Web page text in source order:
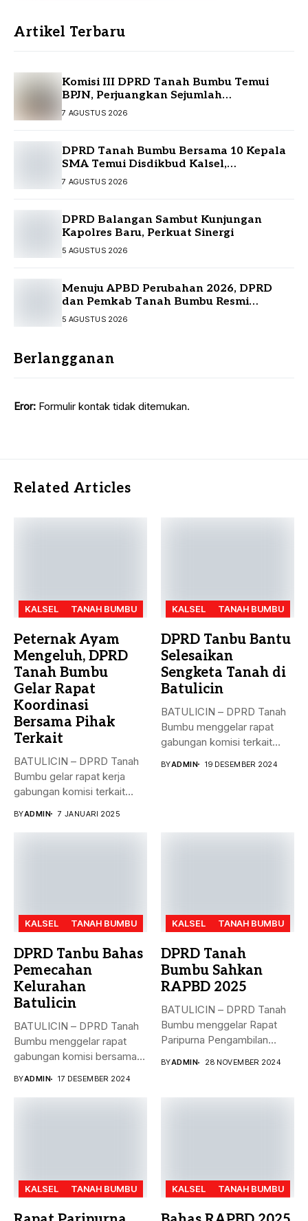
Artikel Terbaru
Komisi III DPRD Tanah Bumbu Temui
BPJN, Perjuangkan Sejumlah
Infrastruktur Strategis
7 AGUSTUS 2026
DPRD Tanah Bumbu Bersama 10 Kepala
SMA Temui Disdikbud Kalsel,
Perjuangkan Kebutuhan Guru dan
7 AGUSTUS 2026
DPRD Balangan Sambut Kunjungan
Kapolres Baru, Perkuat Sinergi
5 AGUSTUS 2026
Menuju APBD Perubahan 2026, DPRD
dan Pemkab Tanah Bumbu Resmi
Sepakati KUA-PPAS
5 AGUSTUS 2026
Berlangganan
Eror: Formulir kontak tidak ditemukan.
Related Articles
KALSEL TANAH BUMBU
Peternak Ayam
Mengeluh, DPRD
Tanah Bumbu
Gelar Rapat
Koordinasi
Bersama Pihak
Terkait
BATULICIN – DPRD Tanah
Bumbu gelar rapat kerja
gabungan komisi terkait
BYADMIN 7 JANUARI 2025
KALSEL TANAH BUMBU
DPRD Tanbu Bantu
Selesaikan
Sengketa Tanah di
Batulicin
BATULICIN – DPRD Tanah
Bumbu menggelar rapat
gabungan komisi terkait
BYADMIN 19 DESEMBER 2024
KALSEL TANAH BUMBU
DPRD Tanbu Bahas
Pemecahan
Kelurahan
Batulicin
BATULICIN – DPRD Tanah
Bumbu menggelar rapat
gabungan komisi bersama
BYADMIN 17 DESEMBER 2024
KALSEL TANAH BUMBU
DPRD Tanah
Bumbu Sahkan
RAPBD 2025
BATULICIN – DPRD Tanah
Bumbu menggelar Rapat
Paripurna Pengambilan
BYADMIN 28 NOVEMBER 2024
KALSEL TANAH BUMBU KALSEL TANAH BUMBU